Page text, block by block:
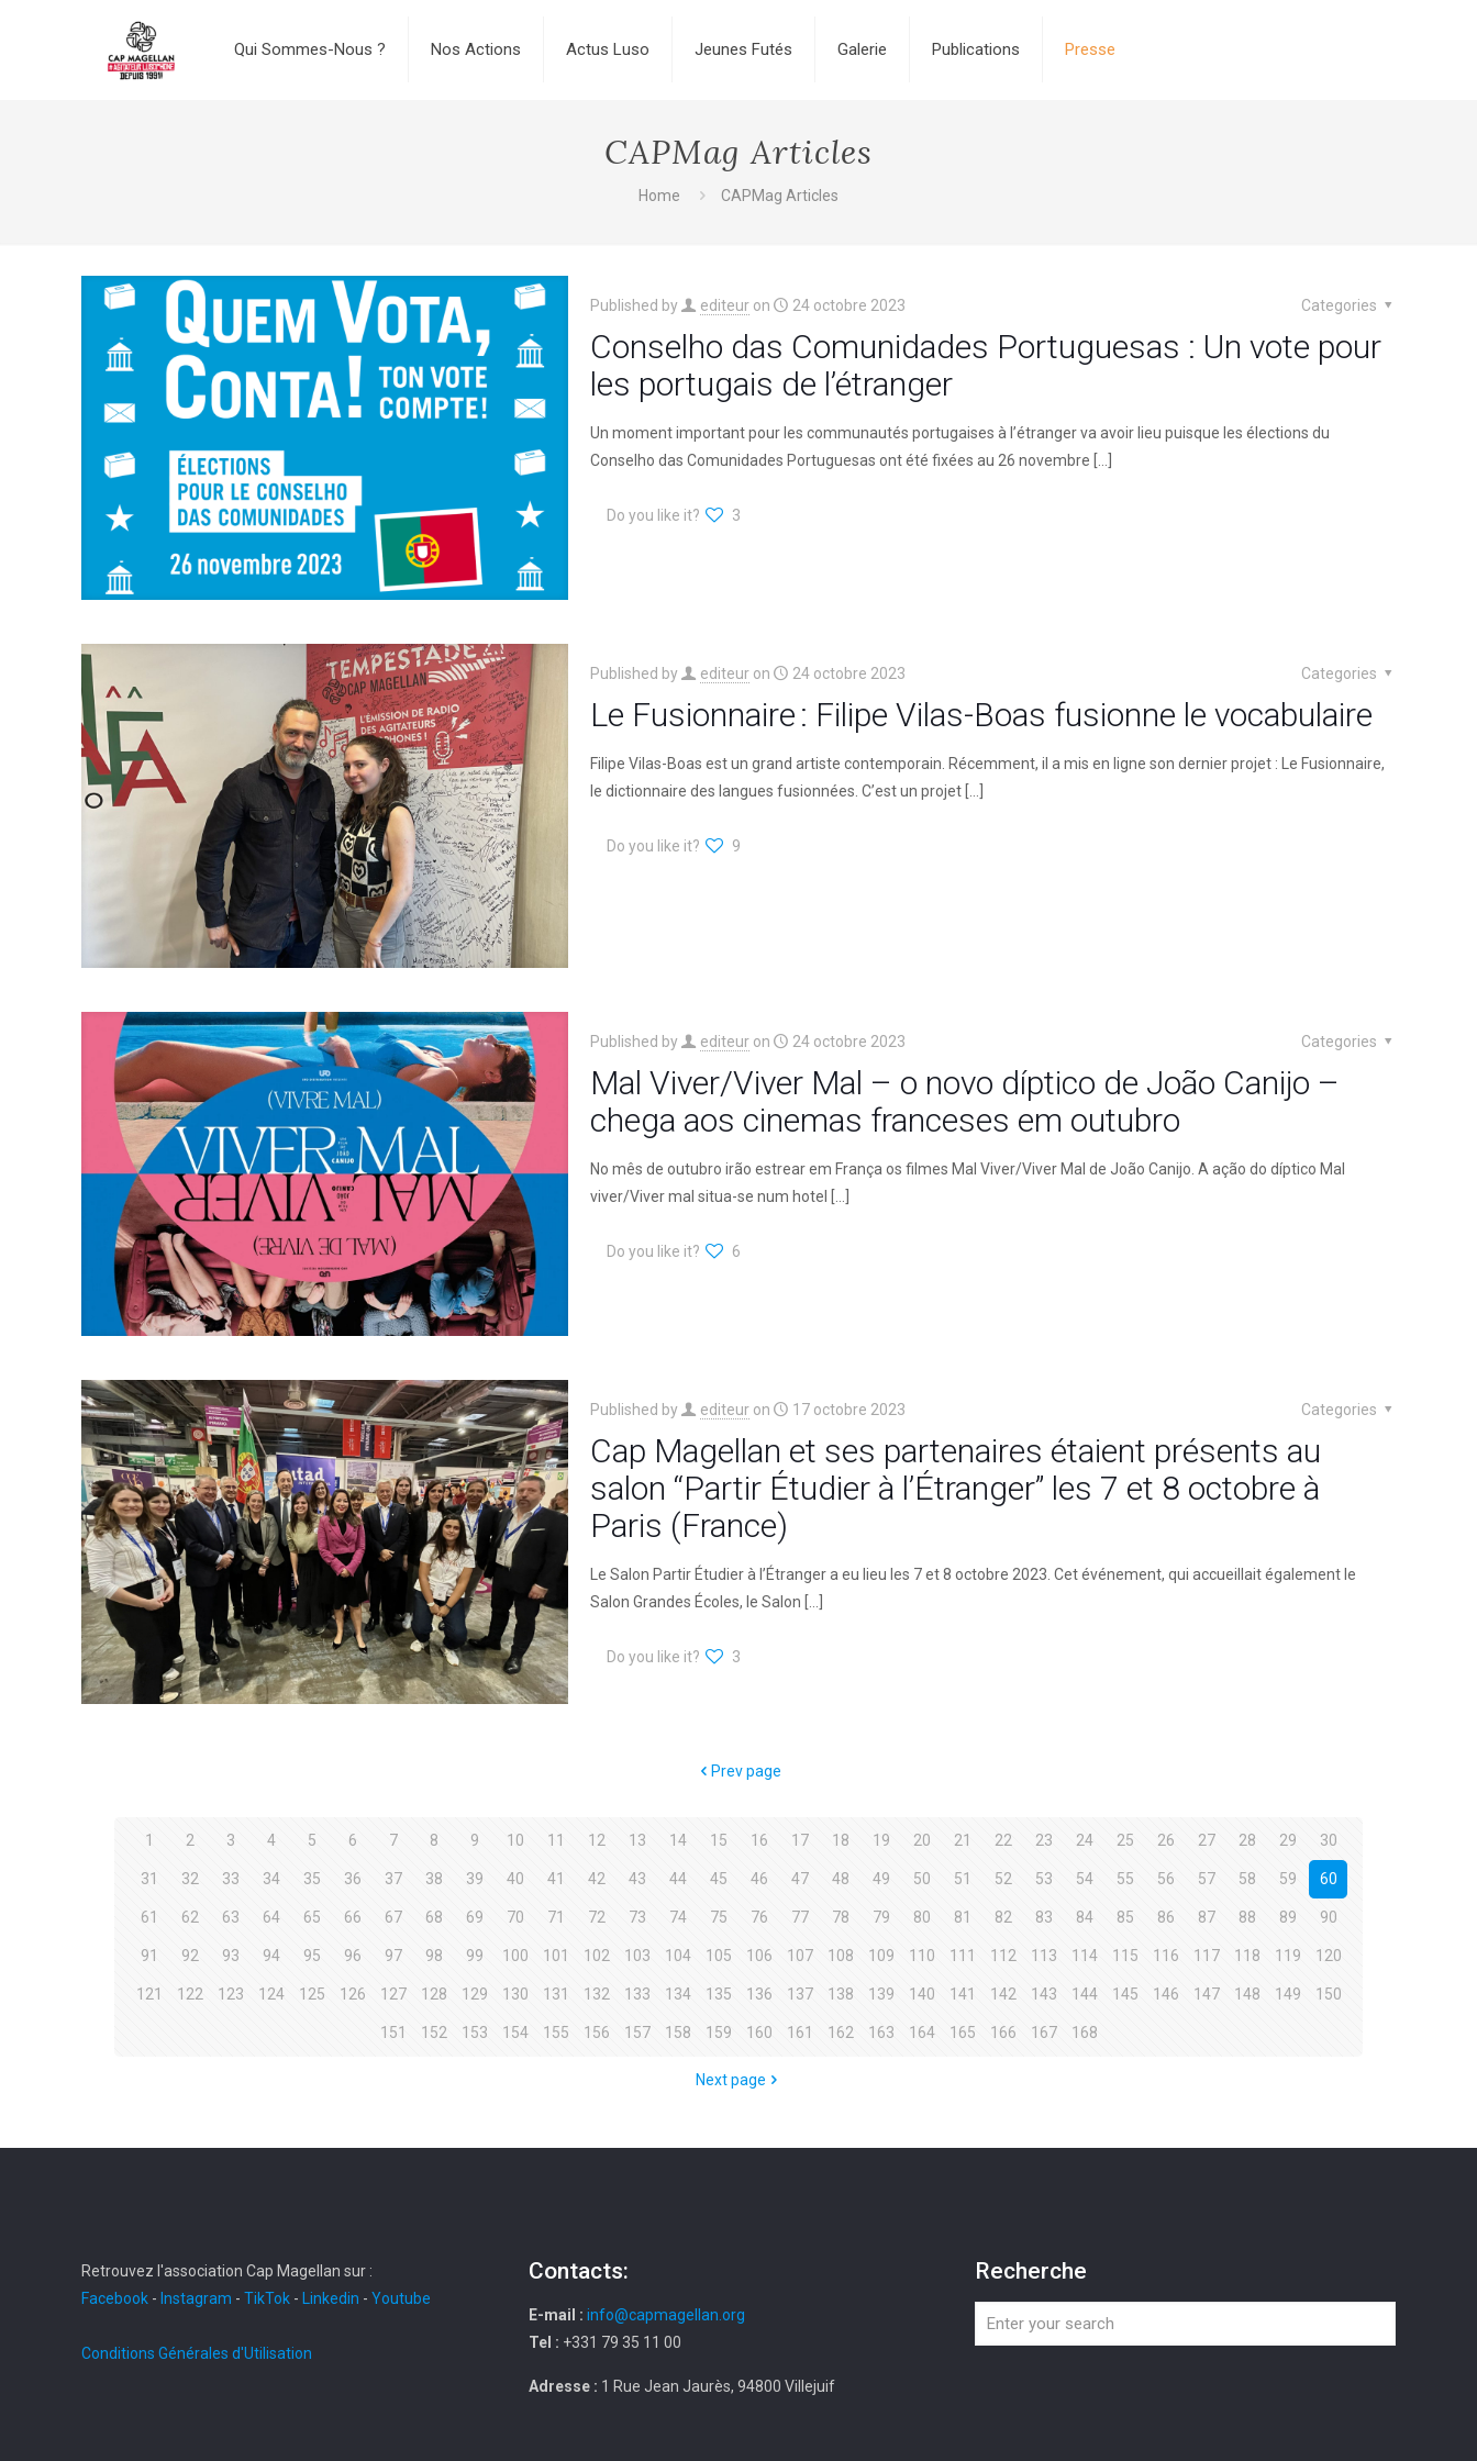
Qui Sommes-Nous ? Nos Actions Actus Luso Jeunes Futés Galerie Publications Presse
CAPMag Articles
Home CAPMag Articles
Published by editeur on 24 octobre 2023 Categories
Conselho das Comunidades Portuguesas : Un vote pour
les portugais de l’étranger
Un moment important pour les communautés portugaises à l’étranger va avoir lieu puisque les élections du
Conselho das Comunidades Portuguesas ont été fixées au 26 novembre
Do you like it? 3
Published by editeur on 24 octobre 2023 Categories
Le Fusionnaire : Filipe Vilas-Boas fusionne le vocabulaire
Filipe Vilas-Boas est un grand artiste contemporain. Récemment, il a mis en ligne son dernier projet : Le Fusionnaire,
le dictionnaire des langues fusionnées. C’est un projet[…]
Do you like it? 9
Published by editeur on 24 octobre 2023 Categories
Mal Viver/Viver Mal – o novo díptico de João Canijo –
chega aos cinemas franceses em outubro
No mês de outubro irão estrear em França os filmes Mal Viver/Viver Mal de João Canijo. A ação do díptico Mal
viver/Viver mal situa-se num hotel
Do you like it? 6
Published by editeur on 17 octobre 2023 Categories
Cap Magellan et ses partenaires étaient présents au
salon “Partir Étudier à l’Étranger” les 7 et 8 octobre à
Paris (France)
Le Salon Partir Étudier à l’Étranger a eu lieu les 7 et 8 octobre 2023. Cet événement, qui accueillait également le
Salon Grandes Écoles, le Salon
Do you like it? 3
Prev page
1 2 3 4 5 6 7 8 9 10 11 12 13 14 15 16 17 18 19 20 21 22 23 24 25 26 27 28 29 30
31 32 33 34 35 36 37 38 39 40 41 42 43 44 45 46 47 48 49 50 51 52 53 54 55 56 57 58 59 60
61 62 63 64 65 66 67 68 69 70 71 72 73 74 75 76 77 78 79 80 81 82 83 84 85 86 87 88 89 90
91 92 93 94 95 96 97 98 99 100 101 102 103 104 105 106 107 108 109 110 111 112 113 114 115 116 117 118 119 120
121 122 123 124 125 126 127 128 129 130 131 132 133 134 135 136 137 138 139 140 141 142 143 144 145 146 147 148 149 150
151 152 153 154 155 156 157 158 159 160 161 162 163 164 165 166 167 168
Next page
Retrouvez l'association Cap Magellan sur :
Facebook - Instagram - TikTok - Linkedin - Youtube
Conditions Générales d'Utilisation
Contacts:
E-mail : info@capmagellan.org
Tel : +331 79 35 11 00
Adresse : 1 Rue Jean Jaurès, 94800 Villejuif
Recherche